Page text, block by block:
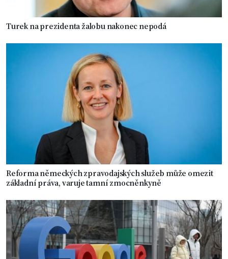
Turek na prezidenta žalobu nakonec nepodá
Reforma německých zpravodajských služeb může omezit
základní práva, varuje tamní zmocněnkyně